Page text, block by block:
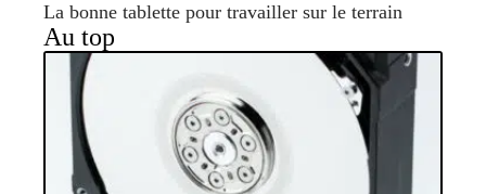
La bonne tablette pour travailler sur le terrain
Au top